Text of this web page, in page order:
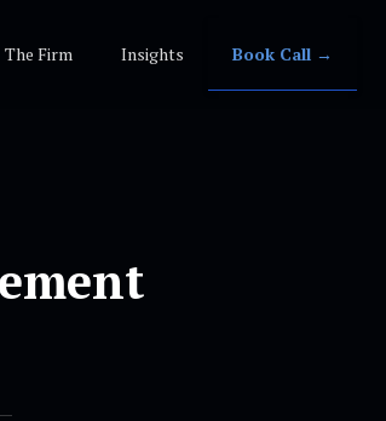
The Firm Insights Book Call →